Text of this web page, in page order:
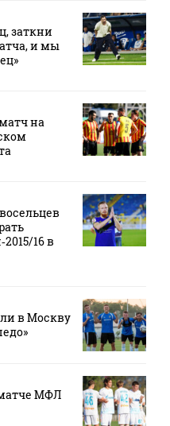
заткни
и мы
на
16 в
в Москву
матче МФЛ